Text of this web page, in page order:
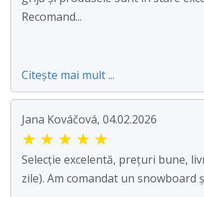
Recomand...
Citește mai mult ...
Jana Kováčová, 04.02.2026
★ ★ ★ ★ ★
Selecție excelentă, prețuri bune,
zile). Am comandat un snowboard